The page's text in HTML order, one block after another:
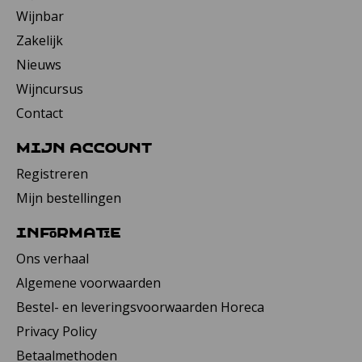
Wijnbar
Zakelijk
Nieuws
Wijncursus
Contact
Mijn account
Registreren
Mijn bestellingen
Informatie
Ons verhaal
Algemene voorwaarden
Bestel- en leveringsvoorwaarden Horeca
Privacy Policy
Betaalmethoden